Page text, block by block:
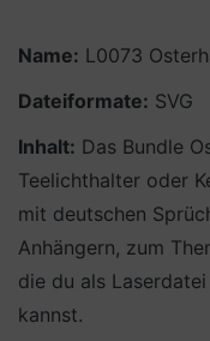
Name: L0073
Dateiformate: SVG
Inhalt: Das Bundle
Teelichthalter oder
mit deutschen
Anhängern, zum
die du als
kannst.